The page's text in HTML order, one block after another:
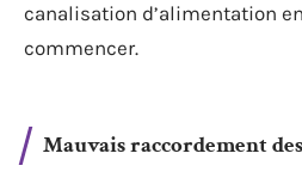
canalisation d’alimentation
commencer.
Mauvais raccordement